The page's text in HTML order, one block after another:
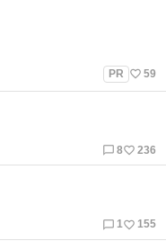
PR favorite_border 59
chat_bubble_outline 8favorite_border 236
chat_bubble_outline 1 favorite_border 155